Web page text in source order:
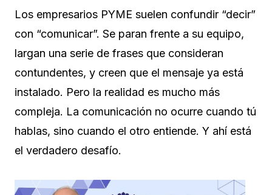
Los empresarios PYME suelen confundir “decir”
con “comunicar”. Se paran frente a su equipo,
largan una serie de frases que consideran
contundentes, y creen que el mensaje ya está
instalado. Pero la realidad es mucho más
compleja. La comunicación no ocurre cuando tú
hablas, sino cuando el otro entiende. Y ahí está
el verdadero desafío.